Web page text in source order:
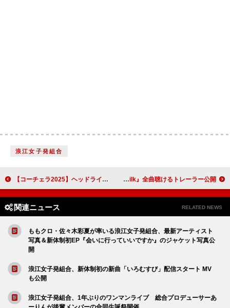
浪江女子発組合
【コーチェラ2025】ヘッドライナーを務めるレディー・ガガ、“カオスな夜”が楽しみと明かす 石崎ひゅーい、初カバーAL『night milk』全曲聴けるトレーラー公開
関連ニュース RELATED NEWS
ももクロ・佐々木彩夏が率いる浪江女子発組合、最新アーティスト
写真＆新体制初EP『会いに行っていいですか』のジャケット写真公
開
浪江女子発組合、新体制初の新曲「いろむすび」配信スタート MV
も公開
浪江女子発組合、1年ぶりのワンマンライブ 総合プロデューサーあ